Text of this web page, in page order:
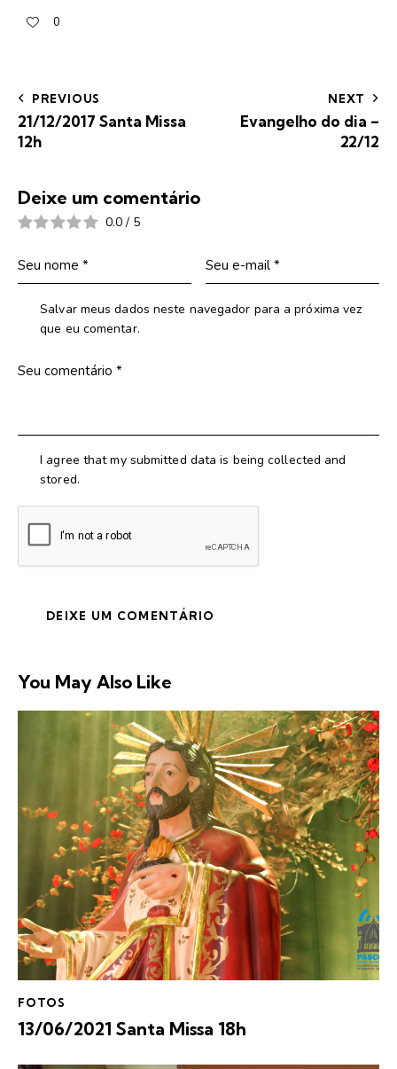
0
PREVIOUS
21/12/2017 Santa Missa
12h
NEXT
Evangelho do dia –
22/12
Deixe um comentário
0.0 / 5
Salvar meus dados neste navegador para a próxima vez
que eu comentar.
I agree that my submitted data is being collected and
stored.
You May Also Like
FOTOS
13/06/2021 Santa Missa 18h